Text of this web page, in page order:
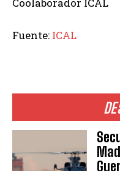
Coolaborador ICAL
Fuente: ICAL